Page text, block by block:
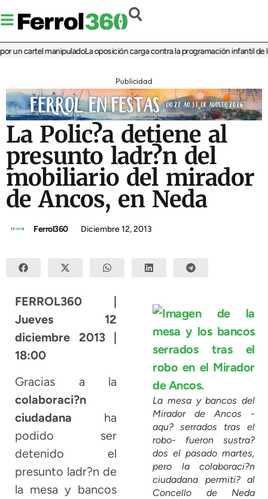
cartel manipuladoLa oposición carga contra la programación infantil de la
Publicidad
La Polic?a detiene al
presunto ladr?n del
mobiliario del mirador
de Ancos, en Neda
Ferrol360 Diciembre 12, 2013
FERROL360 |
Jueves 12
diciembre 2013 |
18:00
Gracias a la
colaboraci?n
ciudadana ha
podido ser
detenido el
presunto ladr?n de
la mesa y bancos
La mesa y bancos del
Mirador de Ancos -
aqu? serrados tras el
robo- fueron sustra?
dos el pasado martes,
pero la colaboraci?n
ciudadana permiti? al
Concello de Neda